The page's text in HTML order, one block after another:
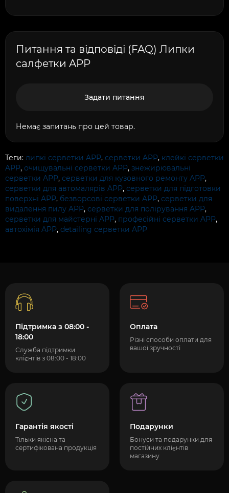
Питання та відповіді (FAQ) Липки
салфетки APP
Задати питання
Немає запитань про цей товар.
Теги: липкі серветки APP, серветки APP, клейкі серветки
APP, очищувальні серветки APP, знежирювальні
серветки APP, серветки для кузовного ремонту APP,
серветки для автомалярів APP, серветки для підготовки
поверхні APP, безворсові серветки APP, серветки для
видалення пилу APP, серветки для полірування APP,
серветки для майстерні APP, професійні серветки APP,
автохімія APP, detailing серветки APP
Підтримка з 08:00 -
18:00
Служба підтримки
клієнтів з 08:00 - 18:00
Оплата
Різні способи оплати для
вашої зручності
Гарантія якості
Тільки якісна та
сертифікована продукція
Подарунки
Бонуси та подарунки для
постійних клієнтів
магазину